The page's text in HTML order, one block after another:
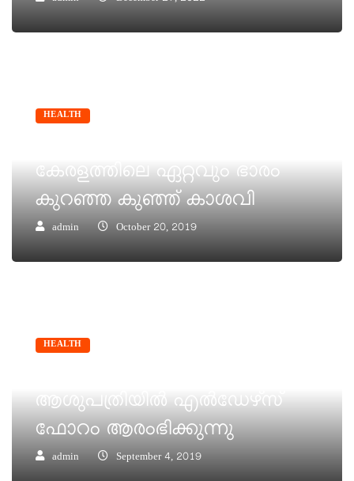
HEALTH
കേരളത്തിലെ ഏറ്റവും ഭാരം
കുറഞ്ഞ കുഞ്ഞ് കാശവി
admin October 20, 2019
HEALTH
ആശുപത്രിയില്‍ എല്‍ഡേഴ്സ്
ഫോറം ആരംഭിക്കുന്നു
admin September 4, 2019